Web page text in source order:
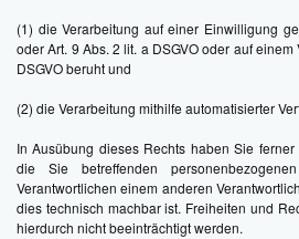
(1) die Verarbeitung auf einer Einwilligung
oder Art. 9 Abs. 2 lit. a DSGVO oder auf
DSGVO beruht und
(2) die Verarbeitung mithilfe automatisierter
In Ausübung dieses Rechts haben Sie
die Sie betreffenden
Verantwortlichen einem anderen
dies technisch machbar ist. Freiheiten und
hierdurch nicht beeinträchtigt werden.